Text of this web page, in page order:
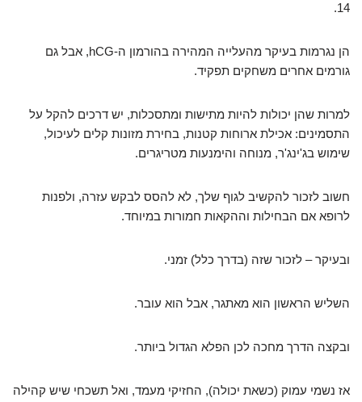
14.
הן נגרמות בעיקר מהעלייה המהירה בהורמון ה-hCG, אבל גם
גורמים אחרים משחקים תפקיד.
למרות שהן יכולות להיות מתישות ומתסכלות, יש דרכים להקל על
התסמינים: אכילת ארוחות קטנות, בחירת מזונות קלים לעיכול,
שימוש בג'ינג'ר, מנוחה והימנעות מטריגרים.
חשוב לזכור להקשיב לגוף שלך, לא להסס לבקש עזרה, ולפנות
לרופא אם הבחילות וההקאות חמורות במיוחד.
ובעיקר – לזכור שזה (בדרך כלל) זמני.
השליש הראשון הוא מאתגר, אבל הוא עובר.
ובקצה הדרך מחכה לכן הפלא הגדול ביותר.
אז נשמי עמוק (כשאת יכולה), החזיקי מעמד, ואל תשכחי שיש קהילה